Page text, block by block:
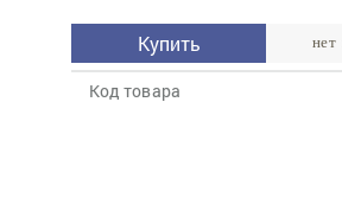
Купить нет
Код товара